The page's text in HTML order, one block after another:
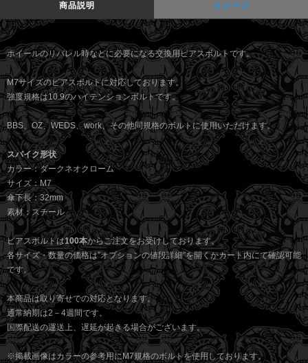
商品説明 イメージ
ホイールのリバレル時などに必要になる交換用ピアスボルトです。
M7サイズのピアスボルトに対応しております。
強度規格は10.9のハイテンションボルトです。
BBS、OZ、WEDS、work、その他同規格のボルトに使用いただけます。
スパイク形状
カラー：ダークネオクローム
サイズ：M7
傘下長：32mm
素材：スチール
ピアスボルトは100本からご注文をお受けしております。
各サイズ・数量の価格は”オプションの値段詳細”を開くかカート内にて確認可能
です。
本商品は取り寄せでの対応となります。
通常納期は2－4週間です。
国際配送の運送上、遅延が起きる場合がございます。
※掲載画像はカラーの参考用にM7規格のボルトを使用しております。